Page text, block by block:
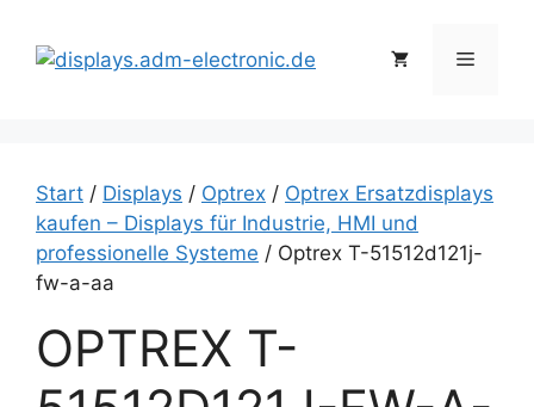
Inhalt
springen
Menü
Start / Displays / Optrex / Optrex Ersatzdisplays
kaufen – Displays für Industrie, HMI und
professionelle Systeme / Optrex T-51512d121j-
fw-a-aa
OPTREX T-